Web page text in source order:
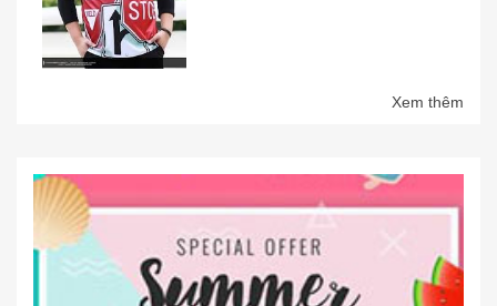
Xem thêm